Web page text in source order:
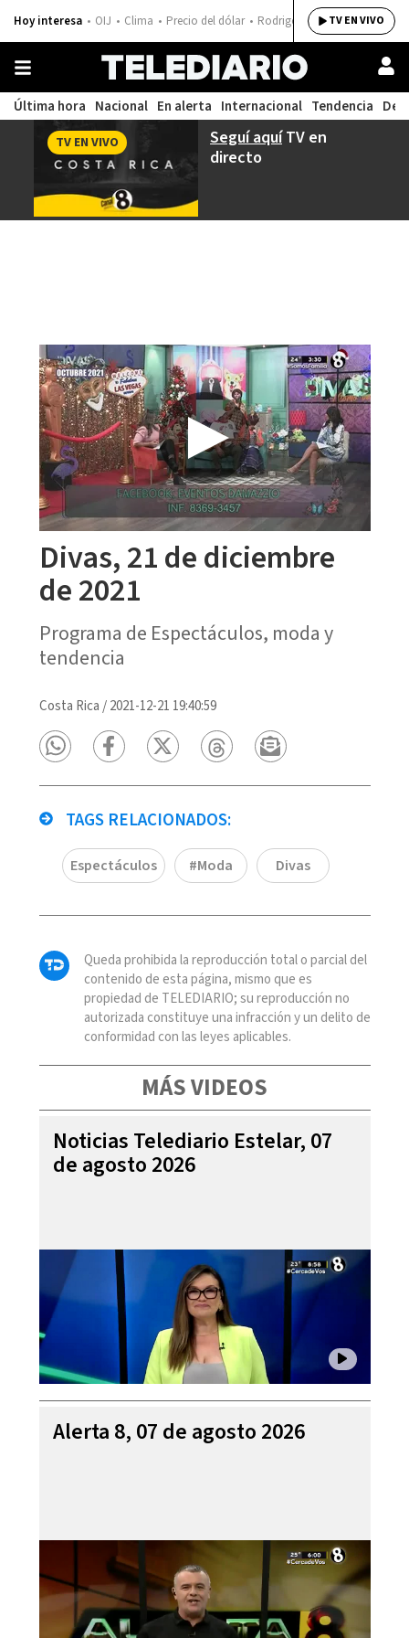
Hoy interesa OIJ Clima Precio del dólar Rodrigo ChavesTV EN VIVO
Última hora Nacional En alerta Internacional Tendencia
Seguí aquíTV en
directo
TV EN VIVO
Divas, 21 de diciembre
de 2021
Programa de Espectáculos, moda y
tendencia
Costa Rica /2021-12-21 19:40:59
TAGS RELACIONADOS:
Espectáculos #Moda Divas
Queda prohibida la reproducción total o parcial del
contenido de esta página, mismo que es
propiedad de TELEDIARIO; su reproducción no
autorizada constituye una infracción y un delito de
conformidad con las leyes aplicables.
MÁS VIDEOS
Noticias Telediario Estelar, 07
de agosto 2026
Alerta 8, 07 de agosto 2026